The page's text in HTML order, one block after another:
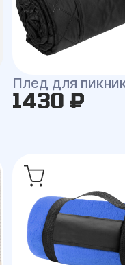
Плед для
1430 ₽